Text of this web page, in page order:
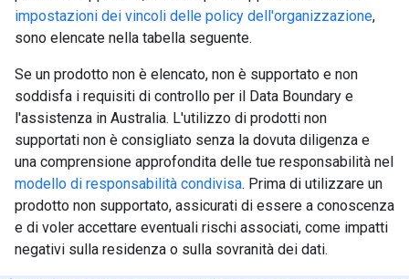
impostazioni dei vincoli delle policy dell'organizzazione,
sono elencate nella tabella seguente.
Se un prodotto non è elencato, non è supportato e non
soddisfa i requisiti di controllo per il Data Boundary e
l'assistenza in Australia. L'utilizzo di prodotti non
supportati non è consigliato senza la dovuta diligenza e
una comprensione approfondita delle tue responsabilità nel
modello di responsabilità condivisa. Prima di utilizzare un
prodotto non supportato, assicurati di essere a conoscenza
e di voler accettare eventuali rischi associati, come impatti
negativi sulla residenza o sulla sovranità dei dati.